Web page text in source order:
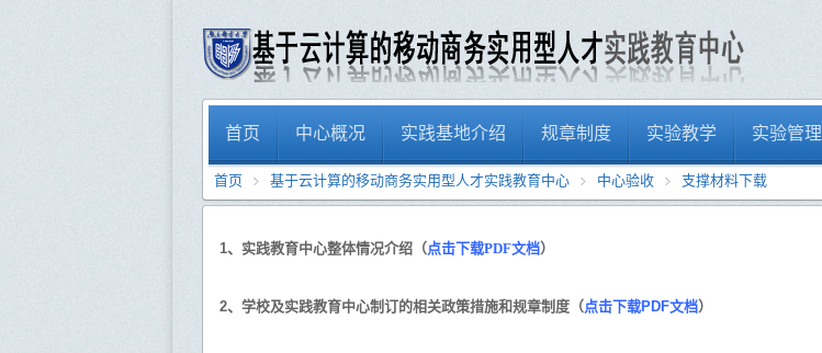
首页 中心概况 实践基地介绍 规章制度 实验教学 实验管理
首页 基于云计算的移动商务实用型人才实践教育中心 中心验收 支撑材料下载
1、实践教育中心整体情况介绍（点击下载PDF文档）
2、学校及实践教育中心制订的相关政策措施和规章制度（点击下载PDF文档）